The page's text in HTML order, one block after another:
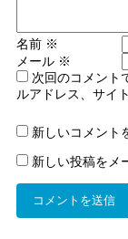
名前 ※
メール ※
次回のコメント
ルアドレス、サイ
新しいコメント
新しい投稿をメ